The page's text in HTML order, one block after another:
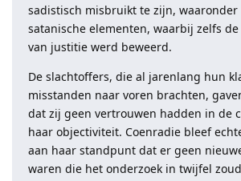
sadistisch misbruikt te zijn,
satanische elementen, waarbij zelfs
van justitie werd beweerd.
De slachtoffers, die al jarenlang hun
misstanden naar voren brachten,
dat zij geen vertrouwen hadden in de
haar objectiviteit. Coenradie bleef
aan haar standpunt dat er geen
waren die het onderzoek in twijfel